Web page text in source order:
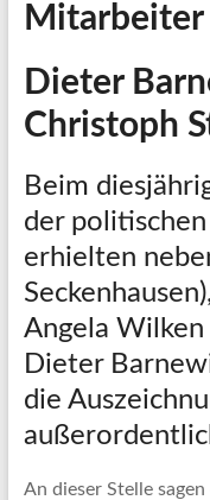
Mitarbeiter
Dieter
Christoph
Beim
der
erhielten
Angela Wilken
Dieter
die
An dieser Stelle